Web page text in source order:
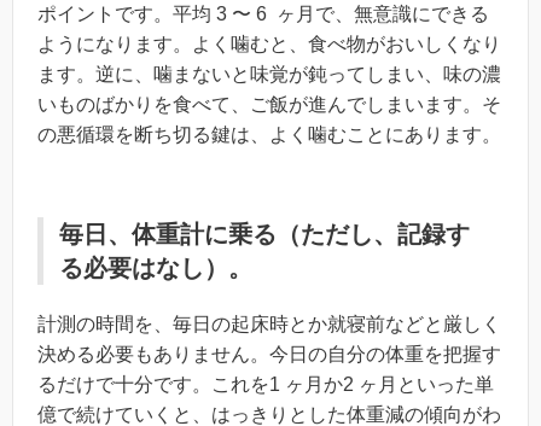
ポイントです。平均 3 〜 6 ヶ月で、無意識にできる
ようになります。よく噛むと、食べ物がおいしくなり
ます。逆に、噛まないと味覚が鈍ってしまい、味の濃
いものばかりを食べて、ご飯が進んでしまいます。そ
の悪循環を断ち切る鍵は、よく噛むことにあります。
毎日、体重計に乗る（ただし、記録す
る必要はなし）。
計測の時間を、毎日の起床時とか就寝前などと厳しく
決める必要もありません。今日の自分の体重を把握す
るだけで十分です。これを1 ヶ月か2 ヶ月といった単
億で続けていくと、はっきりとした体重減の傾向がわ